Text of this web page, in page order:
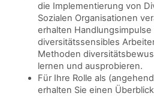
die Implementierung von
Sozialen Organisationen
erhalten
diversitätssensibles
Methoden
lernen und ausprobieren.
Für Ihre Rolle als
erhalten Sie einen